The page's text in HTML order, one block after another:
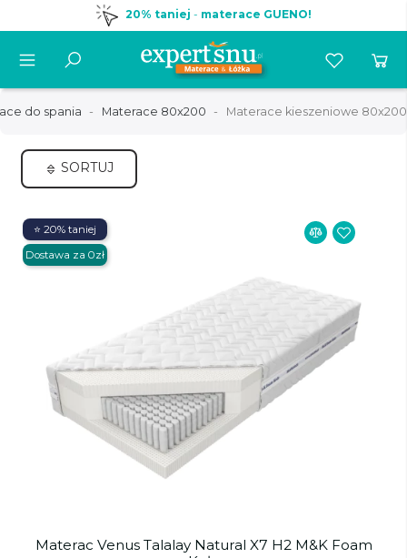
20% taniej - materace GUENO!
do spania Materace 80x200 Materace kieszeniowe 80x200
SORTUJ
Materac Venus Talalay Natural X7 H2 M&K Foam
⭐ 20% taniej
Dostawa za 0zł